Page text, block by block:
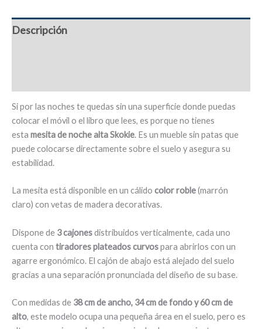
roble,
tiradores
Skokie
cantidad
Descripción
Si por las noches te quedas sin una superficie donde puedas
colocar el móvil o el libro que lees, es porque no tienes
esta mesita de noche alta Skokie. Es un mueble sin patas que
puede colocarse directamente sobre el suelo y asegura su
estabilidad.
La mesita está disponible en un cálido color roble(marrón
claro) con vetas de madera decorativas.
Dispone de 3 cajonesdistribuidos verticalmente, cada uno
cuenta con tiradores plateados curvospara abrirlos con un
agarre ergonómico. El cajón de abajo está alejado del suelo
gracias a una separación pronunciada del diseño de su base.
Con medidas de 38 cm de ancho, 34 cm de fondo y 60 cm de
alto, este modelo ocupa una pequeña área en el suelo, pero es